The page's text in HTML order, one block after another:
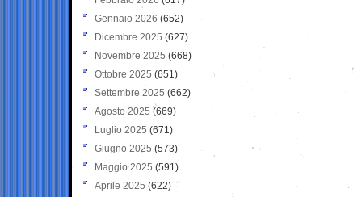
Gennaio 2026 (652)
Dicembre 2025 (627)
Novembre 2025 (668)
Ottobre 2025 (651)
Settembre 2025 (662)
Agosto 2025 (669)
Luglio 2025 (671)
Giugno 2025 (573)
Maggio 2025 (591)
Aprile 2025 (622)